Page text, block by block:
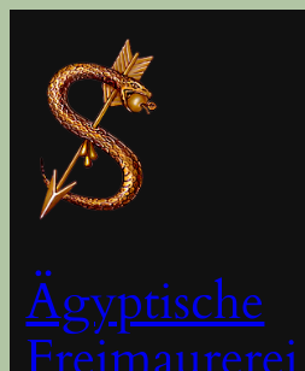
springen
Ägyptische